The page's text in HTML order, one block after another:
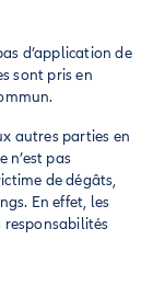
d’application de
sont pris en
autres parties en
n’est pas
de dégâts,
En effet, les
responsabilités